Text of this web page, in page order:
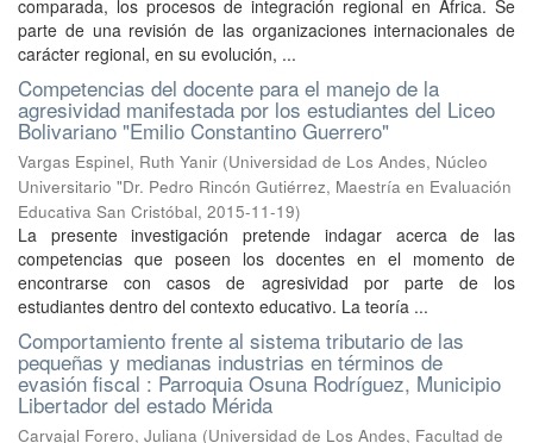
comparada, los procesos de integración regional en África. Se
parte de una revisión de las organizaciones internacionales de
carácter regional, en su evolución, ...
Competencias del docente para el manejo de la
agresividad manifestada por los estudiantes del Liceo
Bolivariano "Emilio Constantino Guerrero"
Vargas Espinel, Ruth Yanir (Universidad de Los Andes, Núcleo
Universitario "Dr. Pedro Rincón Gutiérrez, Maestría en Evaluación
Educativa San Cristóbal, 2015-11-19)
La presente investigación pretende indagar acerca de las
competencias que poseen los docentes en el momento de
encontrarse con casos de agresividad por parte de los
estudiantes dentro del contexto educativo. La teoría ...
Comportamiento frente al sistema tributario de las
pequeñas y medianas industrias en términos de
evasión fiscal : Parroquia Osuna Rodríguez, Municipio
Libertador del estado Mérida
Carvajal Forero, Juliana (Universidad de Los Andes, Facultad de